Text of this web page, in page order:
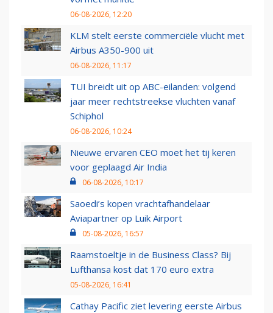
06-08-2026, 12:20
KLM stelt eerste commerciële vlucht met
Airbus A350-900 uit
06-08-2026, 11:17
TUI breidt uit op ABC-eilanden: volgend
jaar meer rechtstreekse vluchten vanaf
Schiphol
06-08-2026, 10:24
Nieuwe ervaren CEO moet het tij keren
voor geplaagd Air India
06-08-2026, 10:17
Saoedi’s kopen vrachtafhandelaar
Aviapartner op Luik Airport
05-08-2026, 16:57
Raamstoeltje in de Business Class? Bij
Lufthansa kost dat 170 euro extra
05-08-2026, 16:41
Cathay Pacific ziet levering eerste Airbus